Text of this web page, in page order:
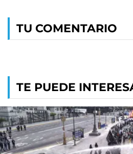
TU COMENTARIO
TE PUEDE